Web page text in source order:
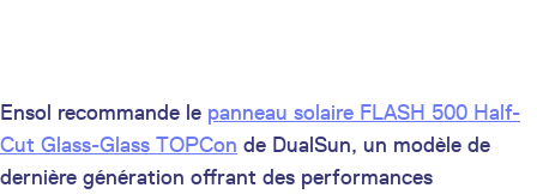
Ensol recommande le panneau solaire FLASH 500 Half-
Cut Glass-Glass TOPCon de DualSun, un modèle de
dernière génération offrant des performances